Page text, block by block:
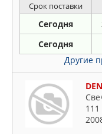
Срок поставки
Сегодня
Сегодня
Другие
111